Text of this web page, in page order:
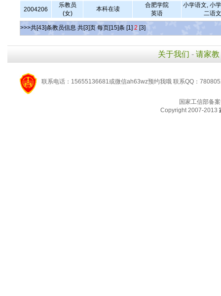
2004206
乐教员
(女)
本科在读
合肥学院
英语
小学语文, 小
二语
>>>共[43]条教员信息 共[3]页 每页[15]条 [1] 2 [3]
关于我们 - 请家教
联系电话：15655136681或微信ah63wz预约我哦 联系QQ：
国家工信部备
Copyright 2007-2013